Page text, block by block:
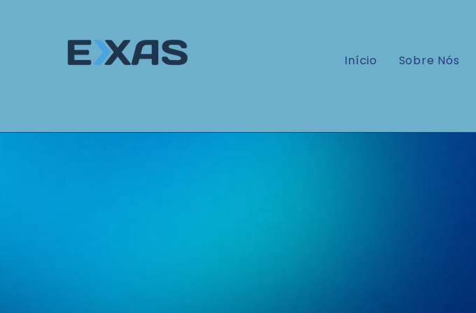
Início Sobre Nós